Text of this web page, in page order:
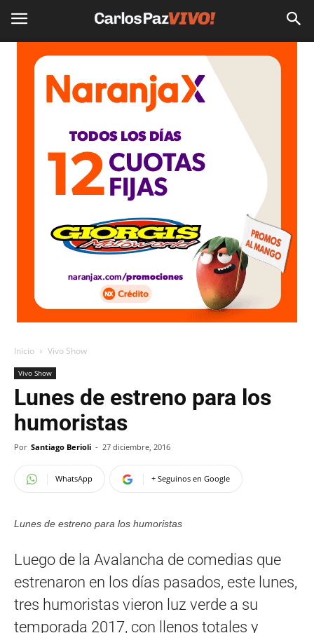
Inicio Vivo Show
Vivo Show
Lunes de estreno para los
humoristas
Por Santiago Berioli - 27 diciembre, 2016
WhatsApp + Seguinos en Google
Lunes de estreno para los humoristas
Luego de la Avalancha de comedias que
estrenaron en los días pasados, este lunes,
tres humoristas vieron luz verde a su
temporada 2017, con llenos totales y